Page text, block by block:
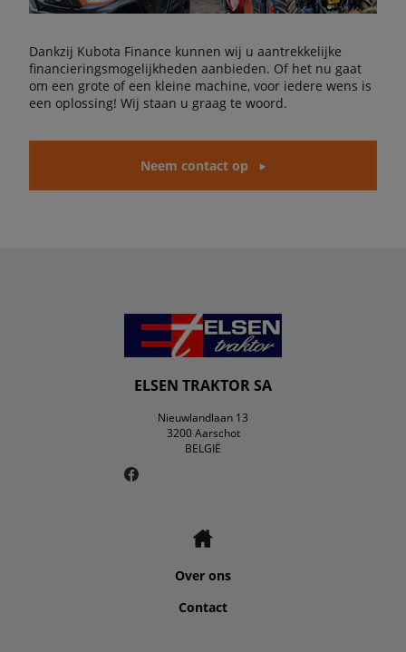
Dankzij Kubota Finance kunnen wij u aantrekkelijke
financieringsmogelijkheden aanbieden. Of het nu gaat
om een grote of een kleine machine, voor iedere wens is
een oplossing! Wij staan u graag te woord.
Neem contact op
ELSEN TRAKTOR SA
Nieuwlandlaan 13
3200 Aarschot
BELGIË
Over ons
Contact